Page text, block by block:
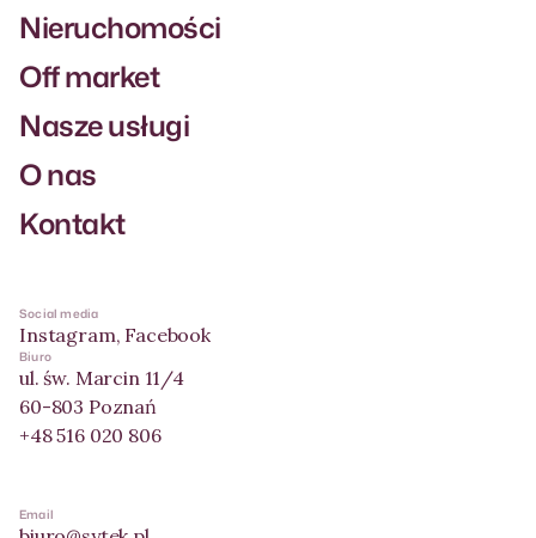
Nieruchomości
Off market
Nasze usługi
O nas
Kontakt
Social media
Instagram, Facebook
Biuro
ul. św. Marcin 11/4
60-803 Poznań
+48 516 020 806
Email